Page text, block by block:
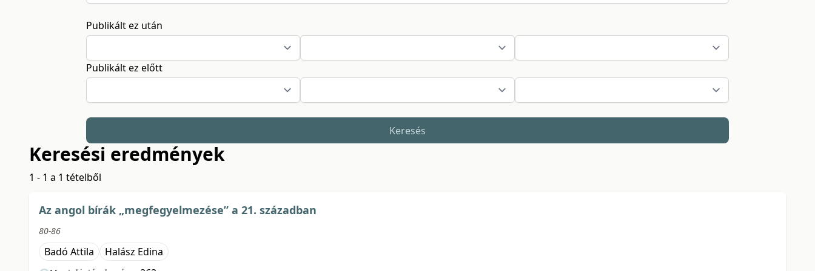
Publikált ez után
Publikált ez előtt
Keresés
Keresési eredmények
1 - 1 a 1 tételből
Az angol bírák „megfegyelmezése” a 21. században
80-86
Badó Attila Halász Edina